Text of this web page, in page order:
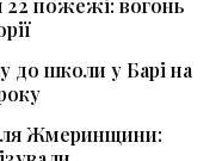
22 пожежі: вогонь
до школи у Барі на
Жмеринщини: